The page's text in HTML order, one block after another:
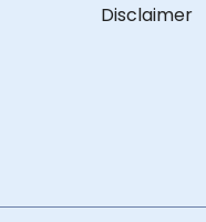
Disclaimer